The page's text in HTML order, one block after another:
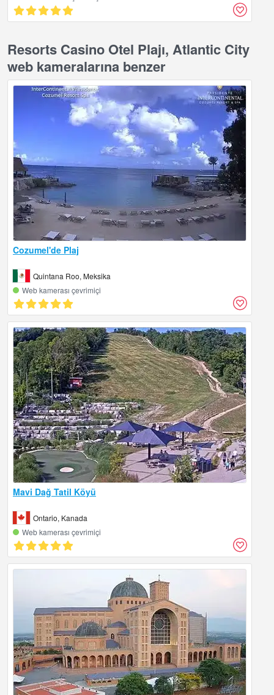
Resorts Casino Otel Plajı, Atlantic City
web kameralarına benzer
Cozumel'de Plaj
Quintana Roo, Meksika
Web kamerası çevrimiçi
Mavi Dağ Tatil Köyü
Ontario, Kanada
Web kamerası çevrimiçi